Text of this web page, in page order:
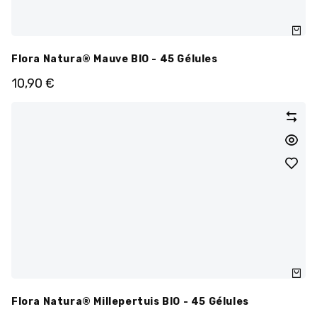
Flora Natura® Mauve BIO - 45 Gélules
10,90 €
Flora Natura® Millepertuis BIO - 45 Gélules